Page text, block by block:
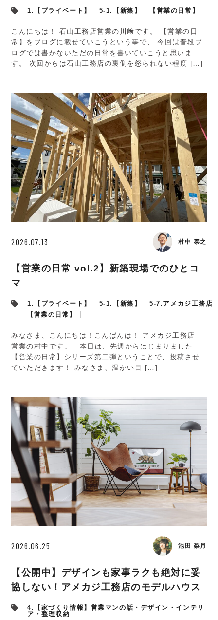
1.【プライベート】 5-1.【新築】 【営業の日常】
こんにちは！ 石山工務店営業の川﨑です。 【営業の日
常】をブログに載せていこうという事で、 今回は普段ブ
ログでは書かないただの日常を書いていこうと思いま
す。 次回からは石山工務店の裏側を怒られない程度 […]
2026.07.13 村中 泰之
【営業の日常 vol.2】新築現場でのひとコ
マ
1.【プライベート】 5-1.【新築】
5-7.アメカジ工務店
【営業の日常】
みなさま、こんにちは！こんばんは！ アメカジ工務店
営業の村中です。 本日は、先週からはじまりました
【営業の日常】シリーズ第二弾ということで、投稿させ
ていただきます！ みなさま、温かい目 […]
2026.06.25 池田 梨月
【公開中】デザインも家事ラクも絶対に妥
協しない！アメカジ工務店のモデルハウス
4.【家づくり情報】営業マンの話・デザイン・インテリ
ア・整理収納